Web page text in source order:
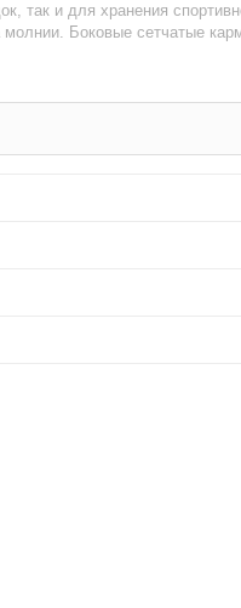
так и для хранения
Боковые сетчатые